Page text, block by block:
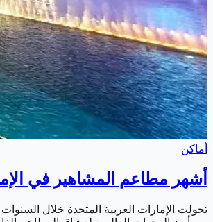
أماكن
أشهر مطاعم المشاهير في
تحولت الإمارات العربية المتحدة خلال السنوات